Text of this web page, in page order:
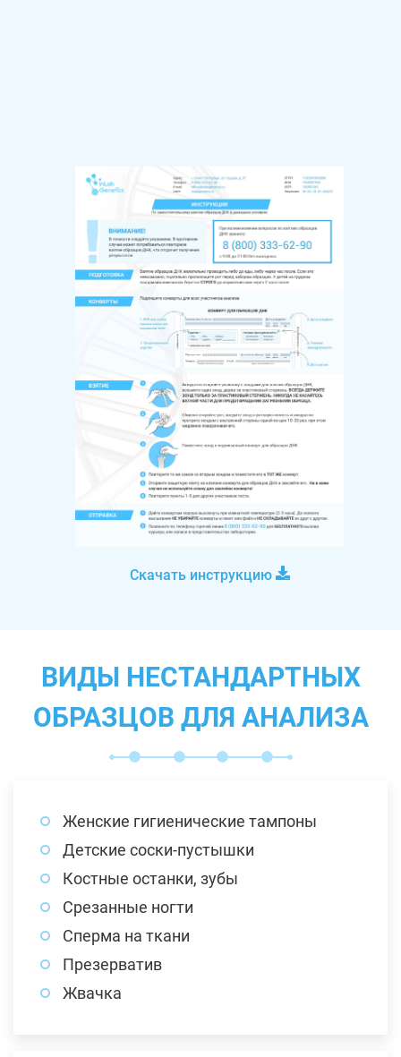
Скачать инструкцию
ВИДЫ НЕСТАНДАРТНЫХ
ОБРАЗЦОВ ДЛЯ АНАЛИЗА
Женские гигиенические тампоны
Детские соски-пустышки
Костные останки, зубы
Срезанные ногти
Сперма на ткани
Презерватив
Жвачка